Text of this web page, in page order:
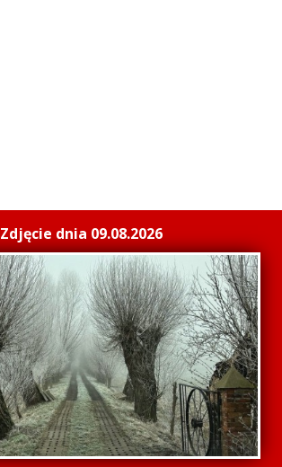
Zdjęcie dnia 09.08.2026